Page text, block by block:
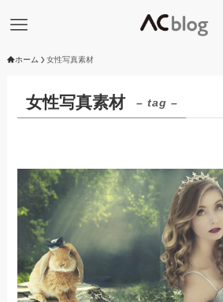
ホーム 女性写真素材
女性写真素材 – tag –